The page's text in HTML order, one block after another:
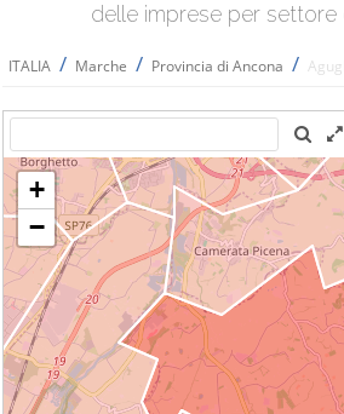
delle imprese per
ITALIA / Marche / Provincia di Ancona /